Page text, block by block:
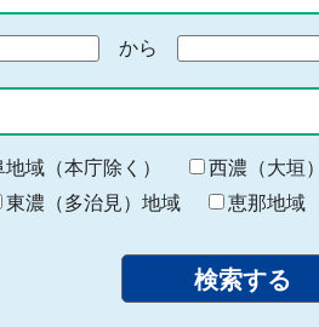
から
終
わ
り
地域（本庁除く） 西濃（大垣
東濃（多治見）地域 恵那地域